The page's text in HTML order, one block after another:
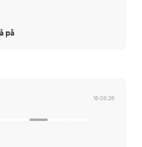
på
16.06.26